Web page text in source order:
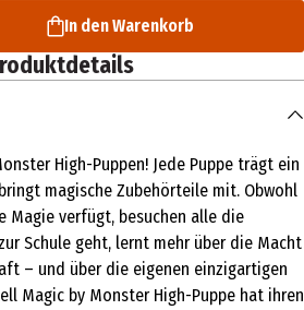
In den Warenkorb
High-Puppen! Jede Puppe trägt ein
magische Zubehörteile mit. Obwohl
Magie verfügt, besuchen alle die
Schule geht, lernt mehr über die Macht
– und über die eigenen einzigartigen
Magic by Monster High-Puppe hat ihren